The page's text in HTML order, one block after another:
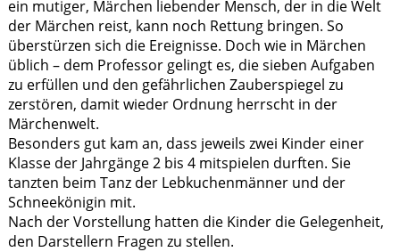
ein mutiger, Märchen liebender Mensch, der in die Welt
der Märchen reist, kann noch Rettung bringen. So
überstürzen sich die Ereignisse. Doch wie in Märchen
üblich – dem Professor gelingt es, die sieben Aufgaben
zu erfüllen und den gefährlichen Zauberspiegel zu
zerstören, damit wieder Ordnung herrscht in der
Märchenwelt.
Besonders gut kam an, dass jeweils zwei Kinder einer
Klasse der Jahrgänge 2 bis 4 mitspielen durften. Sie
tanzten beim Tanz der Lebkuchenmänner und der
Schneekönigin mit.
Nach der Vorstellung hatten die Kinder die Gelegenheit,
den Darstellern Fragen zu stellen.